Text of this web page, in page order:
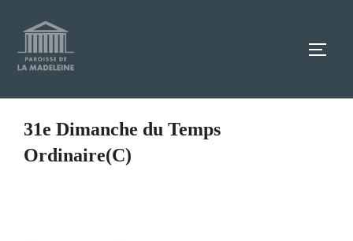
contenu
31e Dimanche du Temps
Ordinaire(C)